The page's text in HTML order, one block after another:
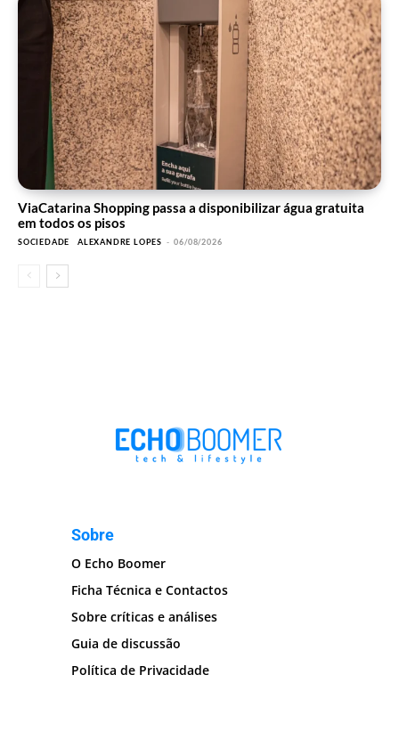
ViaCatarina Shopping passa a disponibilizar água gratuita
em todos os pisos
SOCIEDADE ALEXANDRE LOPES - 06/08/2026
Sobre
O Echo Boomer
Ficha Técnica e Contactos
Sobre críticas e análises
Guia de discussão
Política de Privacidade